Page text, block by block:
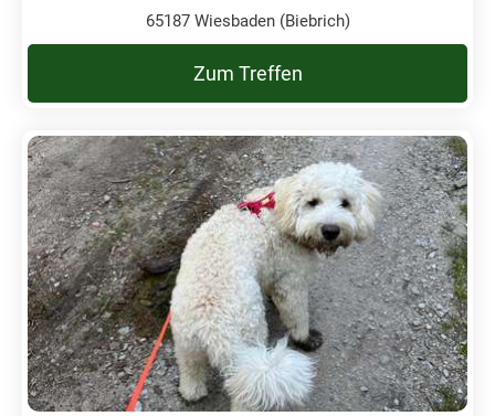
65187 Wiesbaden (Biebrich)
Zum Treffen